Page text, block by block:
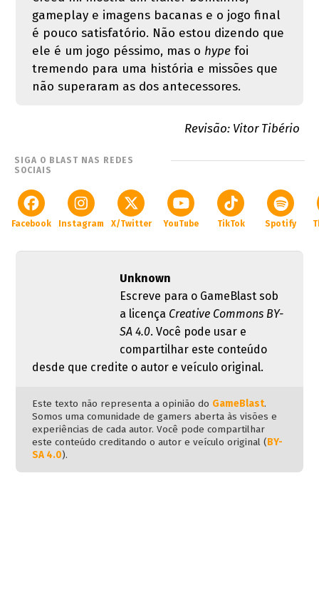
gameplay e imagens bacanas e o jogo final
é pouco satisfatório. Não estou dizendo que
ele é um jogo péssimo, mas o hypefoi
tremendo para uma história e missões que
não superaram as dos antecessores.
Revisão: Vitor Tibério
SIGA O BLAST NAS REDES
SOCIAIS
Facebook Instagram X/Twitter YouTube TikTok Spotify
Unknown
Escreve para o GameBlast sob
a licença Creative Commons BY-
SA 4.0. Você pode usar e
compartilhar este conteúdo
desde que credite o autor e veículo original.
Este texto não representa a opinião do GameBlast.
Somos uma comunidade de gamers aberta às visões e
experiências de cada autor. Você pode compartilhar
este conteúdo creditando o autor e veículo original (BY-
SA 4.0).